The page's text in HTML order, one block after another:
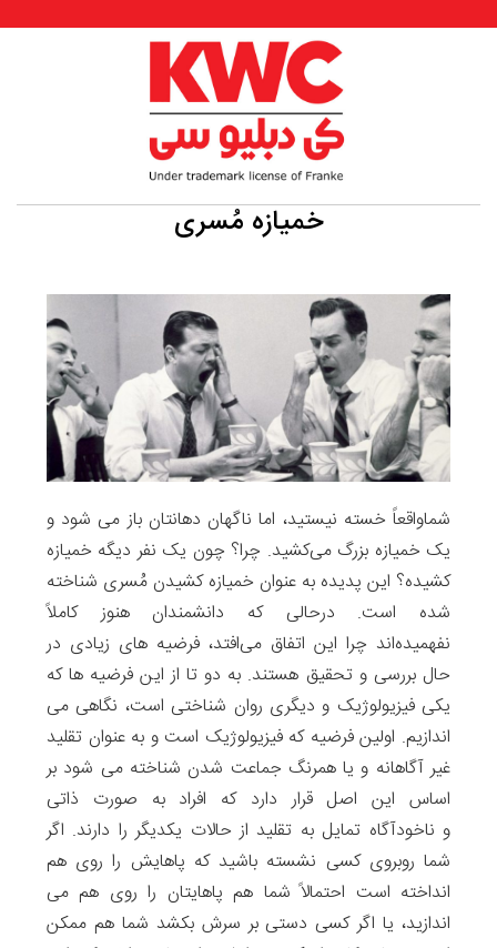
خمیازه مُسری
شماواقعاً خسته نیستید، اما ناگهان دهانتان باز می شود و
یک خمیازه بزرگ می‌کشید. چرا؟ چون یک نفر دیگه خمیازه
کشیده؟ این پدیده به عنوان خمیازه کشیدن مُسری شناخته
شده است. درحالی که دانشمندان هنوز کاملاً
نفهمیده‌اند چرا این اتفاق می‌افتد، فرضیه های زیادی در
حال بررسی و تحقیق هستند. به دو تا از این فرضیه ها که
یکی فیزیولوژیک و دیگری روان شناختی است، نگاهی می
اندازیم. اولین فرضیه که فیزیولوژیک است و به عنوان تقلید
غیر آگاهانه و یا همرنگ جماعت شدن شناخته می شود بر
اساس این اصل قرار دارد که افراد به صورت ذاتی
و ناخودآگاه تمایل به تقلید از حالات یکدیگر را دارند. اگر
شما روبروی کسی نشسته باشید که پاهایش را روی هم
انداخته است احتمالاً شما هم پاهایتان را روی هم می
اندازید، یا اگر کسی دستی بر سرش بکشد شما هم ممکن